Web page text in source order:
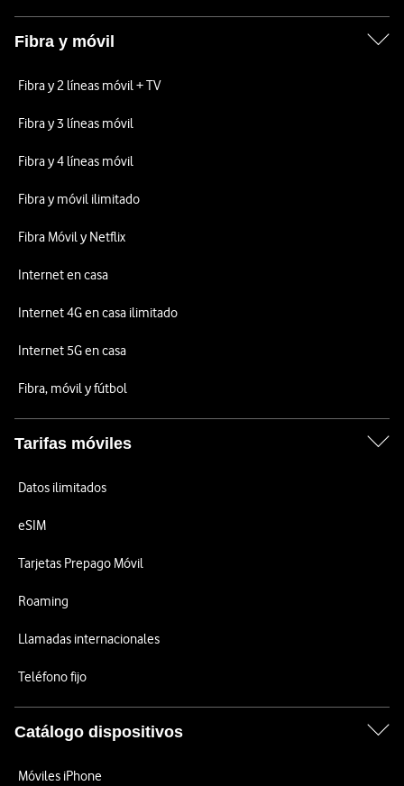
Fibra y móvil
Fibra y 2 líneas móvil + TV
Fibra y 3 líneas móvil
Fibra y 4 líneas móvil
Fibra y móvil ilimitado
Fibra Móvil y Netflix
Internet en casa
Internet 4G en casa ilimitado
Internet 5G en casa
Fibra, móvil y fútbol
Tarifas móviles
Datos ilimitados
eSIM
Tarjetas Prepago Móvil
Roaming
Llamadas internacionales
Teléfono fijo
Catálogo dispositivos
Móviles iPhone